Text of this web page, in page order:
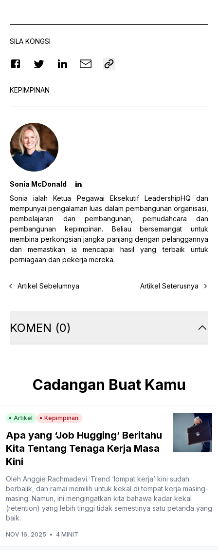
SILA KONGSI
KEPIMPINAN
Sonia McDonald
Sonia ialah Ketua Pegawai Eksekutif LeadershipHQ dan
mempunyai pengalaman luas dalam pembangunan organisasi,
pembelajaran dan pembangunan, pemudahcara dan
pembangunan kepimpinan. Beliau bersemangat untuk
membina perkongsian jangka panjang dengan pelanggannya
dan memastikan ia mencapai hasil yang terbaik untuk
perniagaan dan pekerja mereka.
Artikel Sebelumnya Artikel Seterusnya
KOMEN (0)
Cadangan Buat Kamu
Artikel Kepimpinan
Apa yang ‘Job Hugging’ Beritahu
Kita Tentang Tenaga Kerja Masa
Kini
Oleh Anggie Rachmadevi. Trend ‘lompat kerja’ kini sudah
berbalik, dan ramai memilih untuk kekal di tempat kerja masing-
masing. Namun, ini mengingatkan kita bahawa kadar kekal
(retention) yang lebih tinggi tidak semestinya satu petanda yang
baik.
NOV 16, 2025 • 4 MINIT